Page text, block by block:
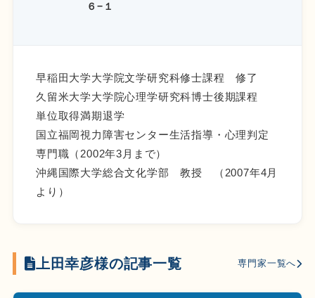
６−１
早稲田大学大学院文学研究科修士課程 修了
久留米大学大学院心理学研究科博士後期課程
単位取得満期退学
国立福岡視力障害センター生活指導・心理判定
専門職（2002年3月まで）
沖縄国際大学総合文化学部 教授 （2007年4月
より）
上田幸彦様の記事一覧 専門家一覧へ